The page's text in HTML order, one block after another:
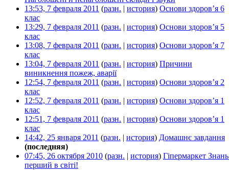
13:53, 7 февраля 2011 (разн. | история) Основи здоров’я 6
клас
13:29, 7 февраля 2011 (разн. | история) Основи здоров’я 5
клас
13:08, 7 февраля 2011 (разн. | история) Основи здоров’я 7
клас
13:04, 7 февраля 2011 (разн. | история) Причини
виникнення пожеж, аварії‎
12:54, 7 февраля 2011 (разн. | история) Основи здоров’я 2
клас
12:52, 7 февраля 2011 (разн. | история) Основи здоров’я 1
клас
12:51, 7 февраля 2011 (разн. | история) Основи здоров’я 1
клас
14:42, 25 января 2011 (разн. | история) Домашнє завдання
(последняя)
07:45, 26 октября 2010 (разн. | история) Гіпермаркет
перший в світі!